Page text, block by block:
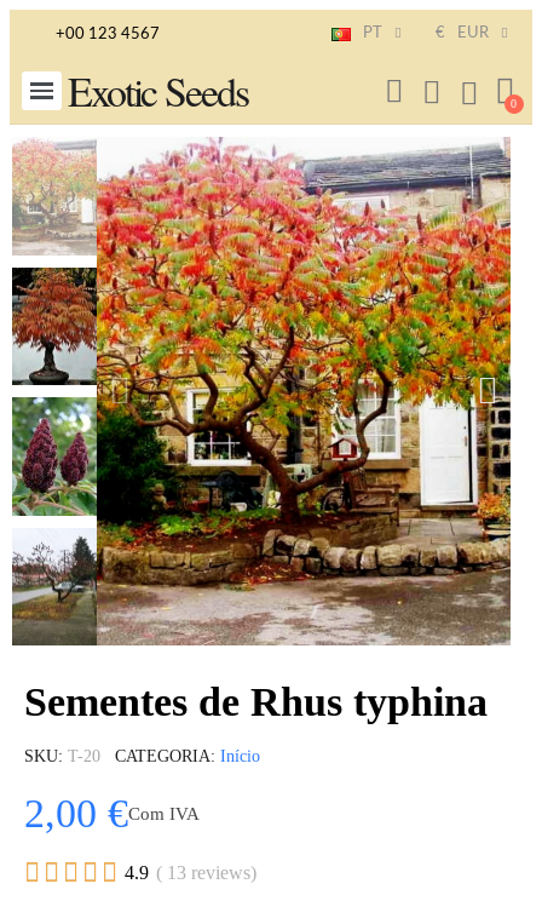
+00 123 4567 PT € EUR
Exotic Seeds
Sementes de Rhus typhina
SKU T-20 CATEGORIA Início
2,00 €Com IVA
     4.9 ( 13 reviews)